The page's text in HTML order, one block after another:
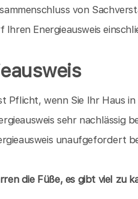
von
Ihren Energieausweis
Pflicht, wenn Sie Ihr Haus
sehr nachlässig
unaufgefordert
die Füße, es gibt viel zu